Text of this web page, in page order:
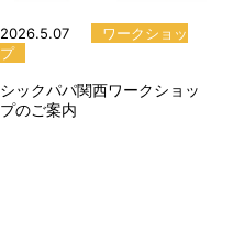
2026.5.07
ワークショッ
プ
シックパパ関西ワークショッ
プのご案内